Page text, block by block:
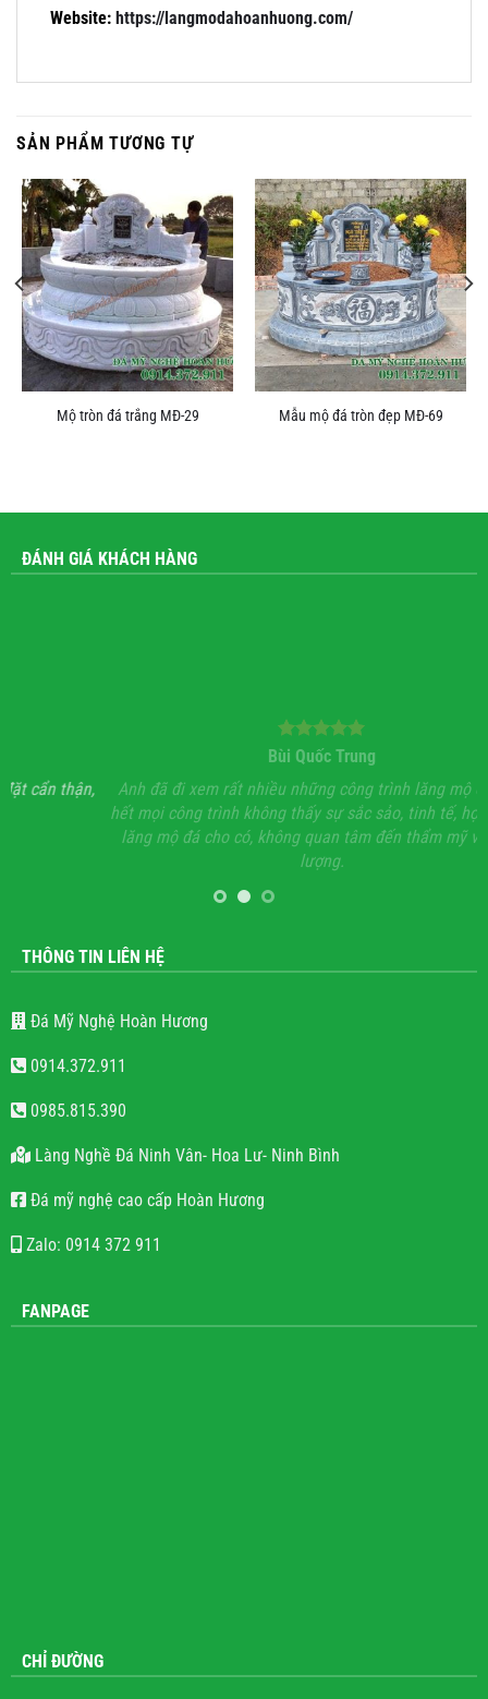
Website: https://langmodahoanhuong.com/
SẢN PHẨM TƯƠNG TỰ
Mộ tròn đá trắng MĐ-29 Mẫu mộ đá tròn đẹp MĐ-69
ĐÁNH GIÁ KHÁCH HÀNG
Bùi Quốc Trung
Anh đã đi xem rất nhiều những công trình lăng mộ đá, hầu
hết mọi công trình không thấy sự sắc sảo, tinh tế, họ chỉ làm
lăng mộ đá cho có, không quan tâm đến thẩm mỹ và chất
THÔNG TIN LIÊN HỆ
Đá Mỹ Nghệ Hoàn Hương
0914.372.911
0985.815.390
Làng Nghề Đá Ninh Vân- Hoa Lư- Ninh Bình
Đá mỹ nghệ cao cấp Hoàn Hương
Zalo: 0914 372 911
FANPAGE
CHỈ ĐƯỜNG